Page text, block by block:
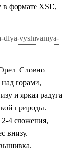
в формате XSD,
dlya-vyshivaniya-
Словно
горами,
и яркая радуга
природы.
4 сложения,
внизу.